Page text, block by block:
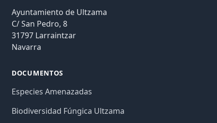
Ayuntamiento de Ultzama
C/ San Pedro, 8
31797 Larraintzar
Navarra
DOCUMENTOS
Especies Amenazadas
Biodiversidad Fúngica Ultzama